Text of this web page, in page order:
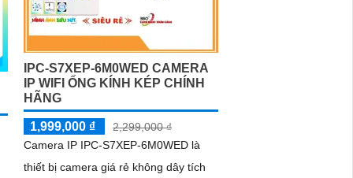
IPC-S7XEP-6M0WED CAMERA
IP WIFI ỐNG KÍNH KÉP CHÍNH
HÃNG
1,999,000 ₫
2,299,000 ₫
Camera IP IPC-S7XEP-6M0WED là
thiết bị camera giá rẻ không dây tích